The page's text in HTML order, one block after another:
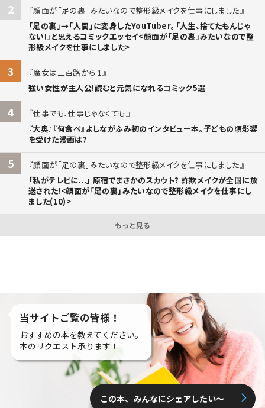
2
顔面が「足の裏」みたいなので整形級メイクを仕事にしました
「足の裏」→「人間」に変身したYouTuber。「人生、捨てたもんじゃ
ない!」と思えるコミックエッセイ<顔面が「足の裏」みたいなので整
形級メイクを仕事にしました>
3
魔女は三百路から 1
強い女性が主人公!読むと元気になれるコミック5選
4
仕事でも、仕事じゃなくても
『大奥』『何食べ』よしながふみ初のインタビュー本。子どもの頃影響
を受けた漫画は?
5
顔面が「足の裏」みたいなので整形級メイクを仕事にしました
「私がテレビに...」 原宿でまさかのスカウト? 詐欺メイクが全国に放
送された!<顔面が「足の裏」みたいなので整形級メイクを仕事にし
ました(10)>
もっと見る
当サイトご覧の皆様！
おすすめの本を教えてください。
本のリクエスト承ります！
この本、みんなにシェアしたい〜